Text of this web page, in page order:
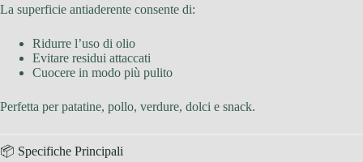
La superficie antiaderente consente di:
Ridurre l’uso di olio
Evitare residui attaccati
Cuocere in modo più pulito
Perfetta per patatine, pollo, verdure, dolci e snack.
📦 Specifiche Principali